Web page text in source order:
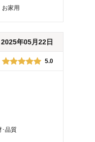
お家用
2025年05月22日
5.0
･品質